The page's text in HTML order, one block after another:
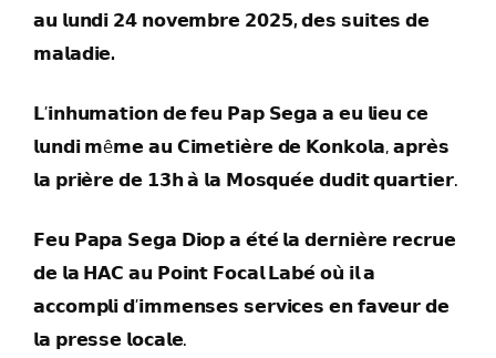
𝗮𝘂 𝗹𝘂𝗻𝗱𝗶 𝟮𝟰 𝗻𝗼𝘃𝗲𝗺𝗯𝗿𝗲 𝟮𝟬𝟮𝟱,𝗱𝗲𝘀 𝘀𝘂𝗶𝘁𝗲𝘀𝗱𝗲
𝗺𝗮𝗹𝗮𝗱𝗶𝗲.
𝗟’𝗶𝗻𝗵𝘂𝗺𝗮𝘁𝗶𝗼𝗻 𝗱𝗲 𝗳𝗲𝘂 𝗣𝗮𝗽 𝗦𝗲𝗴𝗮 𝗮 𝗲𝘂 𝗹𝗶𝗲𝘂 𝗰𝗲
𝗹𝘂𝗻𝗱𝗶 𝗺ê𝗺𝗲 𝗮𝘂 𝗖𝗶𝗺𝗲𝘁𝗶𝗲̀𝗿𝗲 𝗱𝗲 𝗞𝗼𝗻𝗸𝗼𝗹𝗮, 𝗮𝗽𝗿𝗲̀𝘀
𝗹𝗮 𝗽𝗿𝗶𝗲̀𝗿𝗲 𝗱𝗲 𝟭𝟯𝗵 𝗮̀ 𝗹𝗮 𝗠𝗼𝘀𝗾𝘂𝗲́𝗲 𝗱𝘂𝗱𝗶𝘁 𝗾𝘂𝗮𝗿𝘁𝗶𝗲𝗿.
𝗙𝗲𝘂 𝗣𝗮𝗽𝗮 𝗦𝗲𝗴𝗮 𝗗𝗶𝗼𝗽 𝗮 𝗲́𝘁𝗲́ 𝗹𝗮 𝗱𝗲𝗿𝗻𝗶𝗲̀𝗿𝗲 𝗿𝗲𝗰𝗿𝘂𝗲
𝗱𝗲 𝗹𝗮 𝗛𝗔𝗖 𝗮𝘂 𝗣𝗼𝗶𝗻𝘁 𝗙𝗼𝗰𝗮𝗹 𝗟𝗮𝗯𝗲́ 𝗼𝘂̀ 𝗶𝗹 𝗮
𝗮𝗰𝗰𝗼𝗺𝗽𝗹𝗶 𝗱’𝗶𝗺𝗺𝗲𝗻𝘀𝗲𝘀 𝘀𝗲𝗿𝘃𝗶𝗰𝗲𝘀 𝗲𝗻 𝗳𝗮𝘃𝗲𝘂𝗿 𝗱𝗲
𝗹𝗮 𝗽𝗿𝗲𝘀𝘀𝗲 𝗹𝗼𝗰𝗮𝗹𝗲.